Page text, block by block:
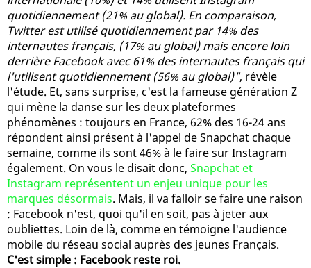
quotidiennement (21% au global). En comparaison,
Twitter est utilisé quotidiennement par 14% des
internautes français, (17% au global) mais encore loin
derrière Facebook avec 61% des internautes français qui
l'utilisent quotidiennement (56% au global)", révèle
l'étude. Et, sans surprise, c'est la fameuse génération Z
qui mène la danse sur les deux plateformes
phénomènes : toujours en France, 62% des 16-24 ans
répondent ainsi présent à l'appel de Snapchat chaque
semaine, comme ils sont 46% à le faire sur Instagram
également. On vous le disait donc, Snapchat et
Instagram représentent un enjeu unique pour les
marques désormais. Mais, il va falloir se faire une raison
: Facebook n'est, quoi qu'il en soit, pas à jeter aux
oubliettes. Loin de là, comme en témoigne l'audience
mobile du réseau social auprès des jeunes Français.
C'est simple : Facebook reste roi.